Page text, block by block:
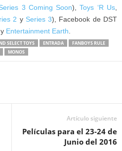
3 Coming Soon),Toys ‘R Us
2 y Series 3), Facebook de DST
Entertainment Earth
SELECT TOYS ENTRADA
FANBOYS RULE
MONOS
Artículo siguiente
Películas para el 23-24 de
Junio del 2016